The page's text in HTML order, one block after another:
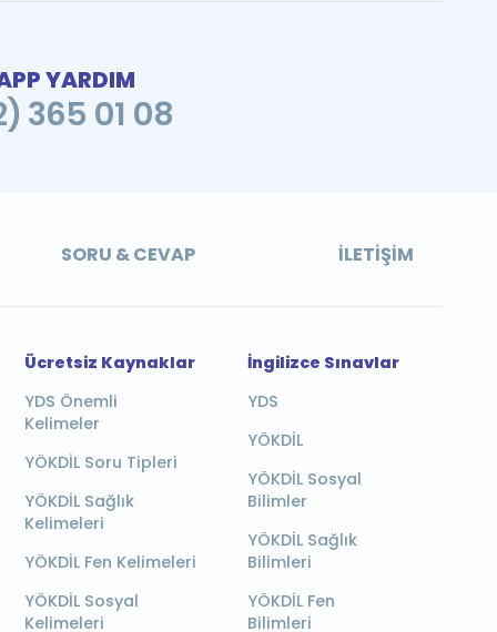
YARDIM
365 01 08
SORU & CEVAP İLETIŞIM
Ücretsiz Kaynaklar
YDS Önemli
Kelimeler
YÖKDİL Soru Tipleri
YÖKDİL Sağlık
Kelimeleri
YÖKDİL Fen Kelimeleri
YÖKDİL Sosyal
Kelimeleri
İngilizce Sınavlar
YDS
YÖKDİL
YÖKDİL Sosyal
Bilimler
YÖKDİL Sağlık
Bilimleri
YÖKDİL Fen
Bilimleri